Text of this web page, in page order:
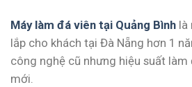
Máy làm đá viên tại Quảng Bình là
lắp cho khách tại Đà Nẵng hơn 1
công nghệ cũ nhưng hiệu suất
mới.